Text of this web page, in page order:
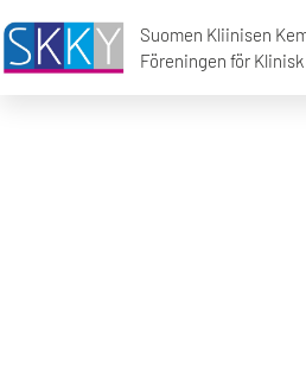
Suomen Kliinisen
Föreningen för